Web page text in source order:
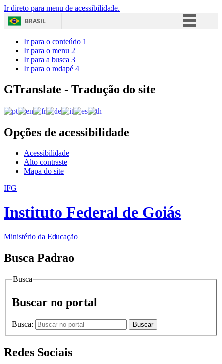
Ir direto para menu de acessibilidade.
BRASIL
Acesso à informação
Ir para o conteúdo 1
Ir para o menu 2
Ir para a busca 3
Ir para o rodapé 4
GTranslate - Tradução do site
Opções de acessibilidade
Acessibilidade
Alto contraste
Mapa do site
IFG
Instituto Federal de Goiás
Ministério da Educação
Busca Padrao
Busca
Buscar no portal
Busca: Buscar
Redes Sociais